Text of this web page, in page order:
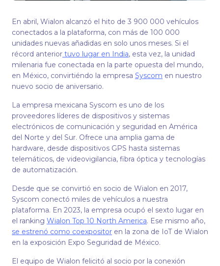
En abril, Wialon alcanzó el hito de 3 900 000 vehículos
conectados a la plataforma, con más de 100 000
unidades nuevas añadidas en solo unos meses. Si el
récord anterior tuvo lugar en India, esta vez, la unidad
milenaria fue conectada en la parte opuesta del mundo,
en México, convirtiéndo la empresa Syscom en nuestro
nuevo socio de aniversario.
La empresa mexicana Syscom es uno de los
proveedores líderes de dispositivos y sistemas
electrónicos de comunicación y seguridad en América
del Norte y del Sur. Ofrece una amplia gama de
hardware, desde dispositivos GPS hasta sistemas
telemáticos, de videovigilancia, fibra óptica y tecnologías
de automatización.
Desde que se convirtió en socio de Wialon en 2017,
Syscom conectó miles de vehículos a nuestra
plataforma. En 2023, la empresa ocupó el sexto lugar en
el ranking Wialon Top 10 North America. Ese mismo año,
se estrenó como coexpositor en la zona de IoT de Wialon
en la exposición Expo Seguridad de México.
El equipo de Wialon felicitó al socio por la conexión